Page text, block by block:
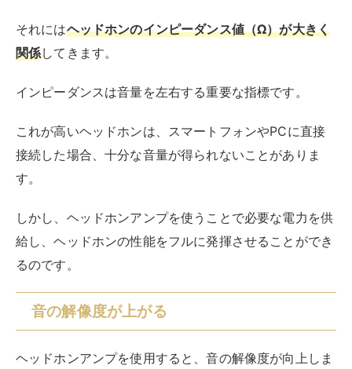
それにはヘッドホンのインピーダンス値（Ω）が大きく
関係してきます。
インピーダンスは音量を左右する重要な指標です。
これが高いヘッドホンは、スマートフォンやPCに直接
接続した場合、十分な音量が得られないことがありま
す。
しかし、ヘッドホンアンプを使うことで必要な電力を供
給し、ヘッドホンの性能をフルに発揮させることができ
るのです。
音の解像度が上がる
ヘッドホンアンプを使用すると、音の解像度が向上しま